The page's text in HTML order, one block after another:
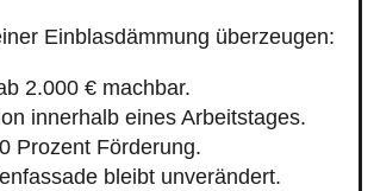
Einblasdämmung überzeugen:
2.000 € machbar.
innerhalb eines Arbeitstages.
Prozent Förderung.
bleibt unverändert.